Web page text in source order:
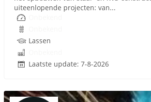
uiteenlopende projecten: van...
Lassen
Laatste update: 7-8-2026